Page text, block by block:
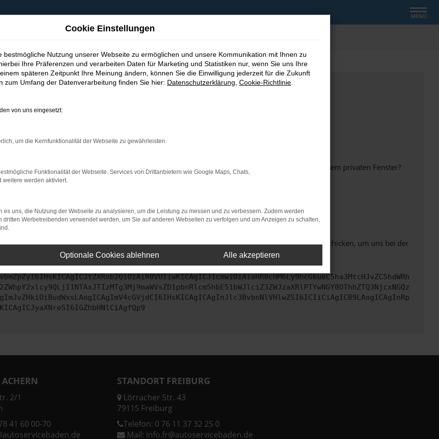
MENÜ
bestimmter Seiten verhindern. Funktioniert die Seite in einem anderen Browser oder in einem privaten Fenster?
beheben.
auf dem neuesten Stand sind.
kann auch dazu führen, dass bestimmte Funktionen nicht mehr unterstützt werden.
uns bitte. Wir werden versuchen, das Problem zu beheben. Du kannst uns diesen Text schicken, um uns bei der
2/1
41 60 00-70
STANDORT FREIBURG
Lörracher Str. 43
79115 Freiburg
Telefon: 0 76 11 37 32 25 0
Mail: info.fr@autoservicebaden.de
Cookie Einstellungen
bestmögliche Nutzung unserer Webseite zu ermöglichen und unsere Kommunikation mit Ihnen zu
Ihre Präferenzen und verarbeiten Daten für Marketing und Statistiken nur, wenn Sie uns Ihre
späteren Zeitpunkt Ihre Meinung ändern, können Sie die Einwilligung jederzeit für die Zukunft
zum Umfang der Datenverarbeitung finden Sie hier: Datenschutzerklärung Cookie-Richtlinie
von uns eingesetzt:
um die Kernfunktionalität der Webseite zu gewährleisten.
Funktionalität der Webseite. Services von Drittanbietern wie Google Maps, Chats,
weitere werden aktiviert.
es uns, die Nutzung der Webseite zu analysieren, um die Leistung zu messen und zu verbessern. Zudem werden
dritten Werbetreibenden verwendet werden, um Sie auf anderen Webseiten zu verfolgen und um Anzeigen zu schalten,
Optionale Cookies ablehnen Alle akzeptieren